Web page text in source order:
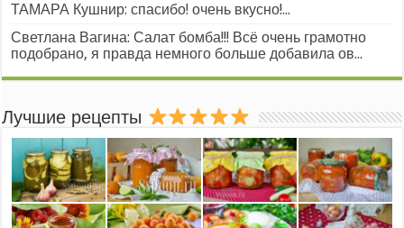
ТАМАРА Кушнир: спасибо! очень вкусно!...
Светлана Вагина: Салат бомба!!! Всё очень грамотно
подобрано, я правда немного больше добавила ов...
Лучшие рецепты